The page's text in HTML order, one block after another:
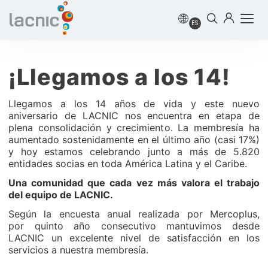
ES
¡Llegamos a los 14!
Llegamos a los 14 años de vida y este nuevo
aniversario de LACNIC nos encuentra en etapa de
plena consolidación y crecimiento. La membresía ha
aumentado sostenidamente en el último año (casi 17%)
y hoy estamos celebrando junto a más de 5.820
entidades socias en toda América Latina y el Caribe.
Una comunidad que cada vez más valora el trabajo
del equipo de LACNIC.
Según la encuesta anual realizada por Mercoplus,
por quinto año consecutivo mantuvimos desde
LACNIC un excelente nivel de satisfacción en los
servicios a nuestra membresía.